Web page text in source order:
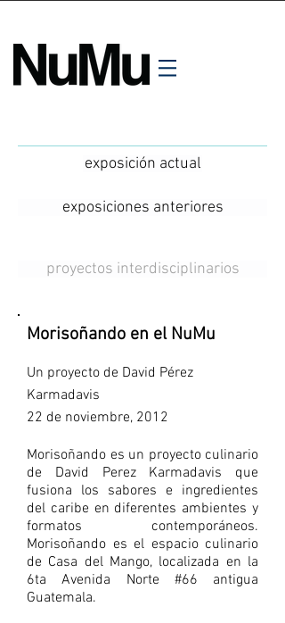
exposición actual
exposiciones anteriores
proyectos interdisciplinarios
Morisoñando en el NuMu
Un proyecto de David Pérez
Karmadavis
22 de noviembre, 2012
Morisoñando es un proyecto culinario
de David Perez Karmadavis que
fusiona los sabores e ingredientes
del caribe en diferentes ambientes y
formatos contemporáneos.
Morisoñando es el espacio culinario
de Casa del Mango, localizada en la
6ta Avenida Norte #66 antigua
Guatemala.